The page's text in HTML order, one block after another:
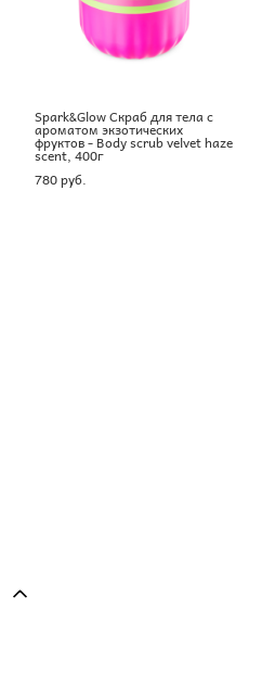
Spark&Glow Скраб для тела с
ароматом экзотических
фруктов - Body scrub velvet haze
scent, 400г
780 pуб.